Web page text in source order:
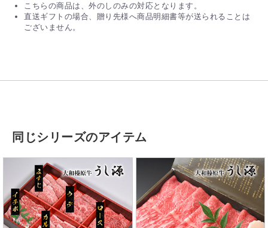
こちらの商品は、外のしのみの対応となります。
直送ギフトの場合、贈り先様へ商品明細書等が送られることは
ございません。
同じシリーズのアイテム